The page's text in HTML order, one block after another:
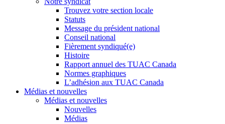
Trouvez votre section locale
Statuts
Message du président national
Conseil national
Fièrement syndiqué(e)
Histoire
Rapport annuel des TUAC Canada
Normes graphiques
L’adhésion aux TUAC Canada
Médias et nouvelles
Médias et nouvelles
Nouvelles
Médias